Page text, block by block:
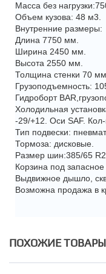
Масса без
Объем кузова: 48 м3.
Внутренние размеры:
Длина 7750 мм.
Ширина 2450 мм.
Высота 2550 мм.
Толщина стенки 70 мм.
Грузоподъемность:
Гидроборт
Холодильная
-29/+12. Оси SAF. Кол-
Тип подвески:
Тормоза: дисковые.
Размер шин:385/65
Корзина под запасное
Выдвижное дышло,
Возможна продажа в
ПОХОЖИЕ ТОВАРЫ